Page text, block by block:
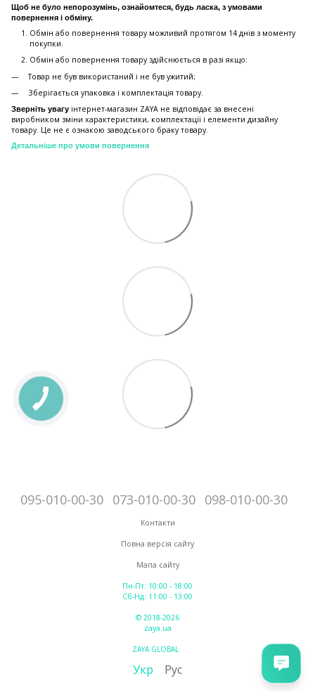
Щоб не було непорозумінь, ознайомтеся, будь ласка, з умовами
повернення і обміну.
Обмін або повернення товару можливий протягом 14 днів з моменту
покупки.
Обмiн або повернення товару здійснюється в разі якщо:
Товар не був використаний і не був ужитий;
Зберiгається упаковка і комплектація товару.
Зверніть увагу інтернет-магазин ZAYA не відповідає за внесені
виробником зміни характеристики, комплектації і елементи дизайну
товару. Це не є ознакою заводського браку товару.
Детальніше про умови повернення
095-010-00-30 073-010-00-30 098-010-00-30
Контакти
Повна версія сайту
Мапа сайту
Пн-Пт: 10:00 - 18:00
Сб-Нд: 11:00 - 13:00
© 2018-2026
zaya.ua
ZAYA GLOBAL
Укр Рус